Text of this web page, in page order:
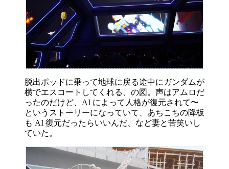
脱出ポッドに乗って地球に戻る途中にガンダムが
横でエスコートしてくれる、の図。声はアムロだ
ったのだけど、AI によって人格が復元されて〜
というストーリーになっていて、あちこちの降板
も AI 復元だったらいいんだ、など妻と苦笑いし
ていた。